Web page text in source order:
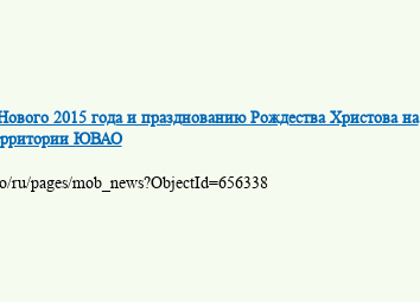
2015 года и празднованию Рождества Христова на
ЮВАО
pages/mob_news?ObjectId=656338